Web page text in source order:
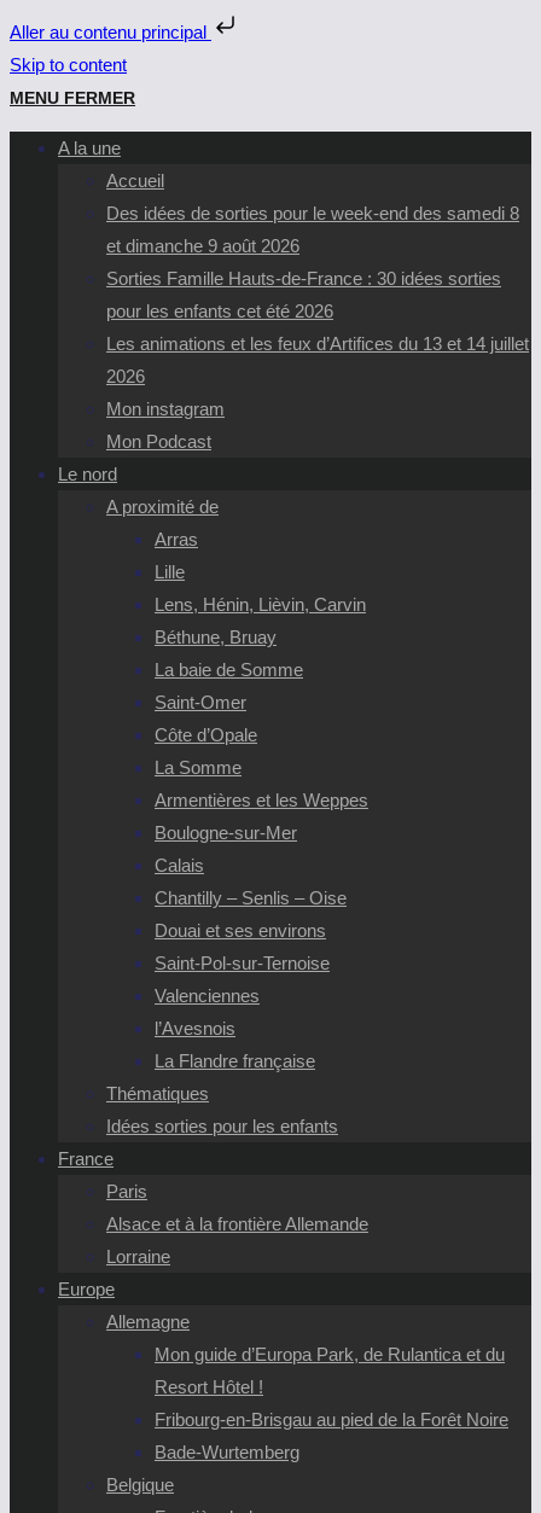
Aller au contenu principal
Skip to content
MENU FERMER
A la une
Accueil
Des idées de sorties pour le week-end des samedi 8
et dimanche 9 août 2026
Sorties Famille Hauts-de-France : 30 idées sorties
pour les enfants cet été 2026
Les animations et les feux d’Artifices du 13 et 14 juillet
2026
Mon instagram
Mon Podcast
Le nord
A proximité de
Arras
Lille
Lens, Hénin, Lièvin, Carvin
Béthune, Bruay
La baie de Somme
Saint-Omer
Côte d’Opale
La Somme
Armentières et les Weppes
Boulogne-sur-Mer
Calais
Chantilly – Senlis – Oise
Douai et ses environs
Saint-Pol-sur-Ternoise
Valenciennes
l’Avesnois
La Flandre française
Thématiques
Idées sorties pour les enfants
France
Paris
Alsace et à la frontière Allemande
Lorraine
Europe
Allemagne
Mon guide d’Europa Park, de Rulantica et du
Resort Hôtel !
Fribourg-en-Brisgau au pied de la Forêt Noire
Bade-Wurtemberg
Belgique